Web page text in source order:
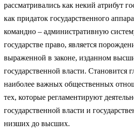
рассматривались как некий атрибут
как придаток государственного
командно – административную
государстве право, является
выраженной в законе, изданном
государственной власти. Становится
наиболее важных общественных
тех, которые регламентируют
государственной власти и
низших до высших.